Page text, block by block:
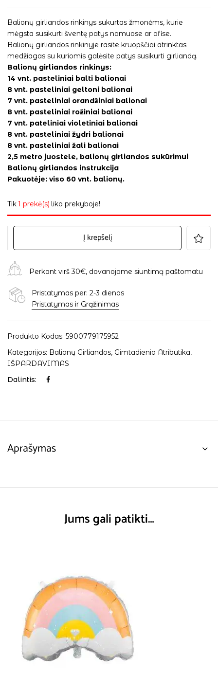
Balionų girliandos rinkinys sukurtas žmonėms, kurie
mėgsta susikurti šventę patys namuose ar ofise.
Balionų girliandos rinkinyje rasite kruopščiai atrinktas
medžiagas su kuriomis galėsite patys susikurti girliandą.
Balionų girliandos rinkinys:
14 vnt. pasteliniai balti balionai
8 vnt. pasteliniai geltoni balionai
7 vnt. pasteliniai orandžiniai balionai
8 vnt. pasteliniai rožiniai balionai
7 vnt. pateliniai violetiniai balionai
8 vnt. pasteliniai žydri balionai
8 vnt. pasteliniai žali balionai
2,5 metro juostele, balionų girliandos sukūrimui
Balionų girliandos instrukcija
Pakuotėje: viso 60 vnt. balionų.
Tik1 prekė(s) liko prekyboje!
Į krepšelį
Perkant virš 30€, dovanojame siuntimą paštomatu
Pristatymas per: 2-3 dienas
Pristatymas ir Grąžinimas
Produkto Kodas: 5900779175952
Kategorijos: Balionų Girliandos, Gimtadienio Atributika,
IŠPARDAVIMAS
Dalintis:
Aprašymas
Jums gali patikti…